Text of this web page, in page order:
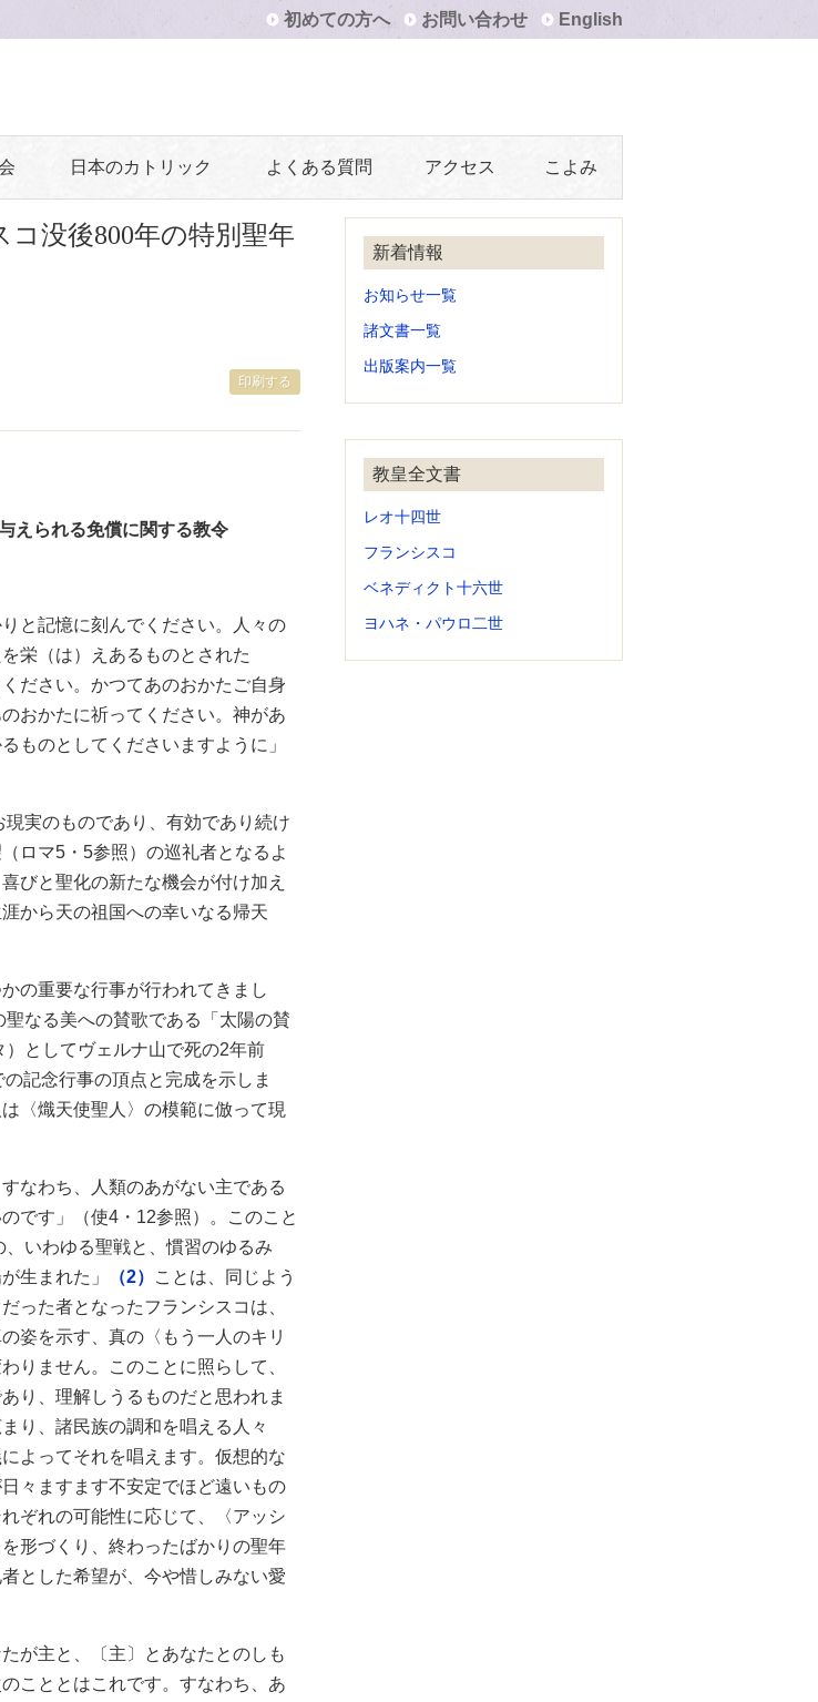
初めての方へ お問い合わせ English
日本のカトリック よくある質問 アクセス こよみ
没後800年の特別聖年
印刷する
えられる免償に関する教令
と記憶に刻んでください。人々の
栄（は）えあるものとされた
ださい。かつてあのおかたご自身
おかたに祈ってください。神があ
ものとしてくださいますように」
実のものであり、有効であり続け
ロマ5・5参照）の巡礼者となるよ
びと聖化の新たな機会が付け加え
から天の祖国への幸いなる帰天
の重要な行事が行われてきまし
なる美への賛歌である「太陽の賛
としてヴェルナ山で死の2年前
記念行事の頂点と完成を示しま
〈熾天使聖人〉の模範に倣って現
なわち、人類のあがない主である
です」（使4・12参照）。このこと
いわゆる聖戦と、慣習のゆるみ
生まれた」
（2）
ことは、同じよう
った者となったフランシスコは、
姿を示す、真の〈もう一人のキリ
りません。このことに照らして、
り、理解しうるものだと思われま
り、諸民族の調和を唱える人々
よってそれを唱えます。仮想的な
々ますます不安定でほど遠いもの
ぞれの可能性に応じて、〈アッシ
形づくり、終わったばかりの聖年
とした希望が、今や惜しみない愛
が主と、〔主〕とあなたとのしも
こととはこれです。すなわち、あ
新着情報
お知らせ一覧
諸文書一覧
出版案内一覧
教皇全文書
レオ十四世
フランシスコ
ベネディクト十六世
ヨハネ・パウロ二世